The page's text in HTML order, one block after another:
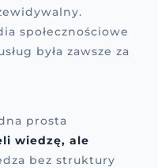
społecznościowe
była zawsze za
prosta
wiedzę, ale
bez struktury